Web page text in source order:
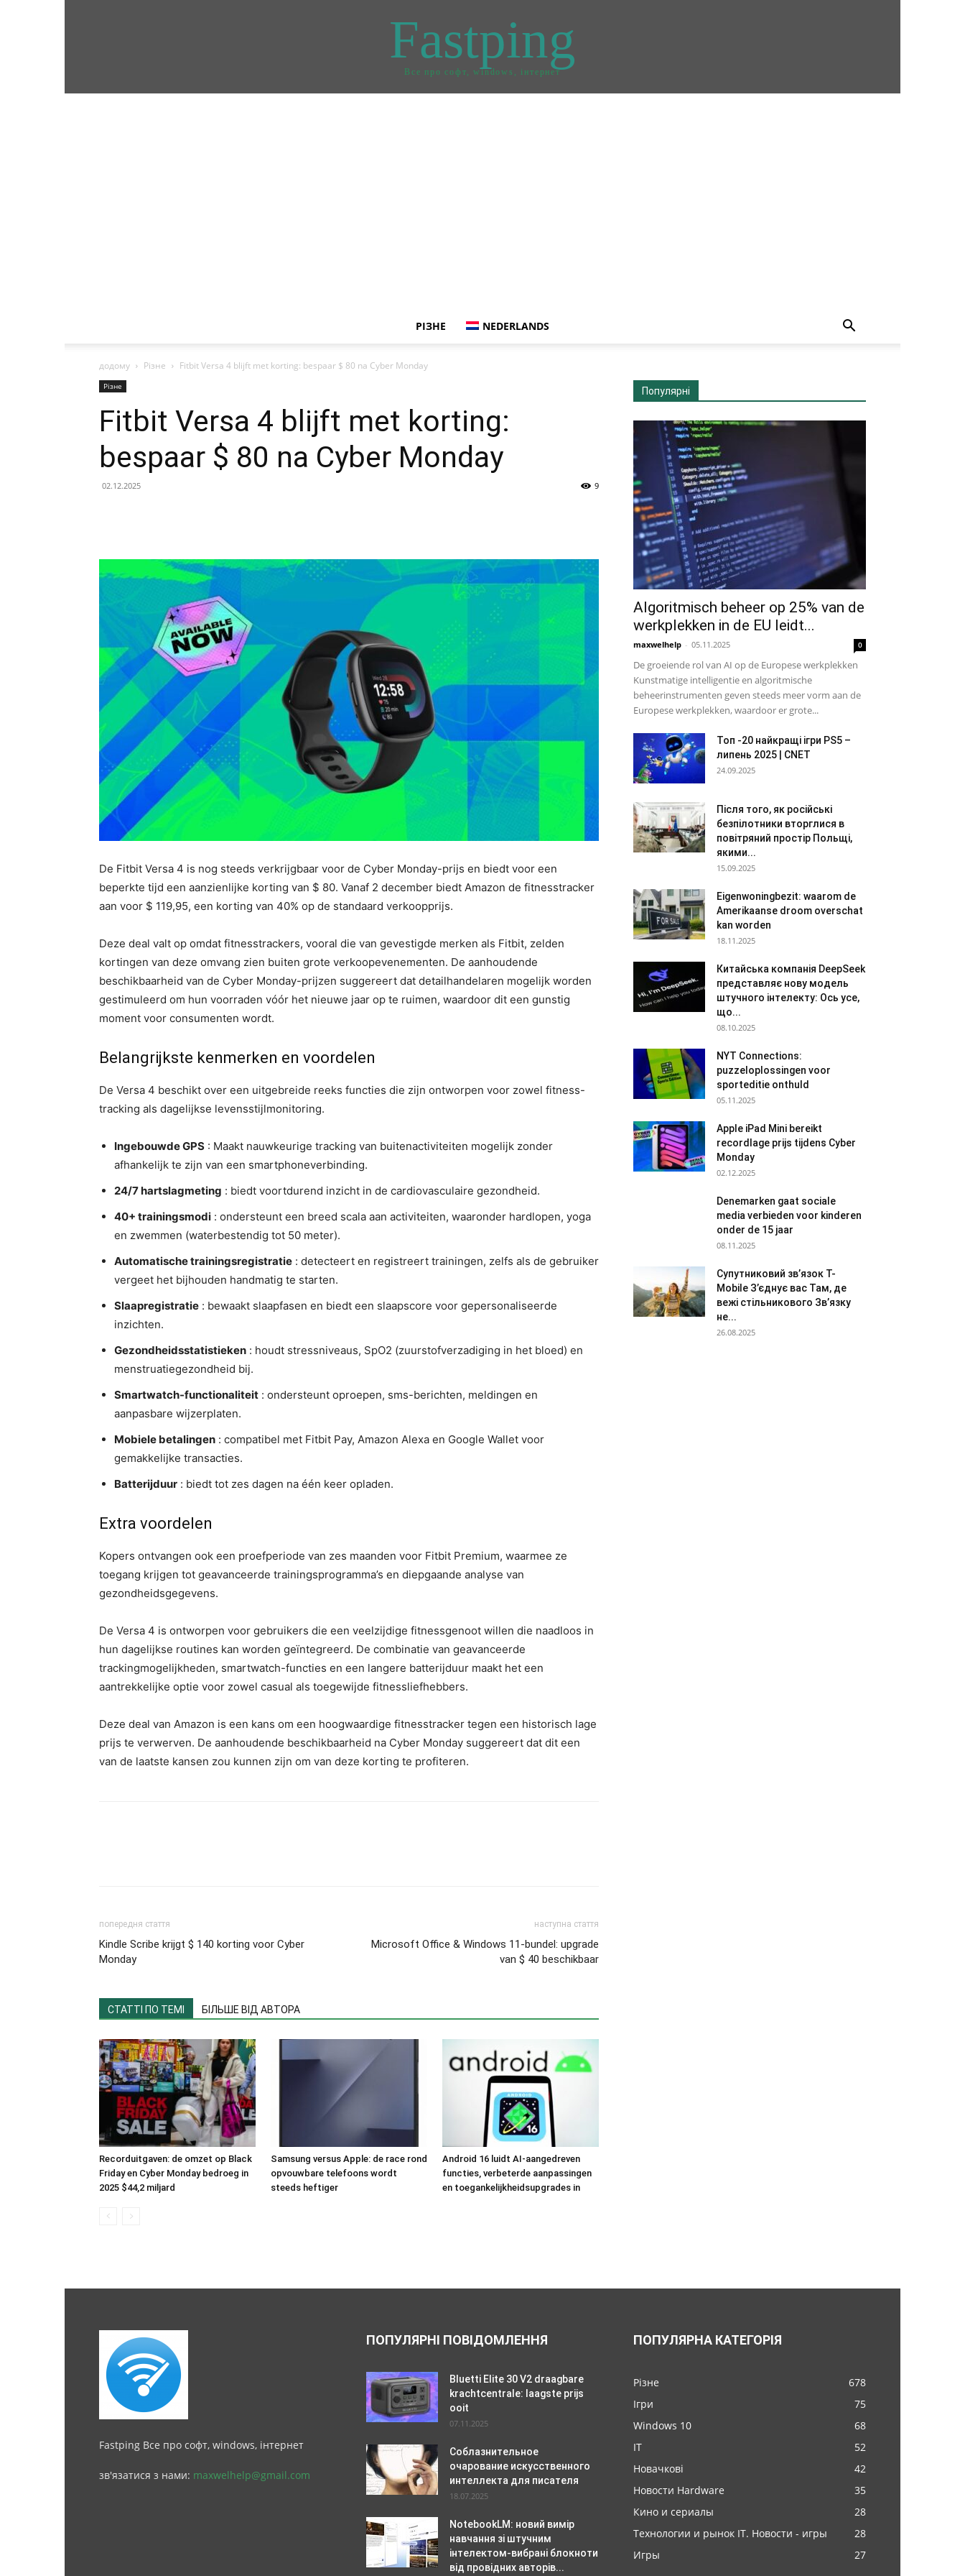
Fastping
Все про софт, windows, інтернет
РІЗНЕ NEDERLANDS
додому Різне Fitbit Versa 4 blijft met korting: bespaar $ 80 na Cyber Monday
Різне
Fitbit Versa 4 blijft met korting:
bespaar $ 80 na Cyber Monday
02.12.2025 9
De Fitbit Versa 4 is nog steeds verkrijgbaar voor de Cyber Monday-prijs en biedt voor een
beperkte tijd een aanzienlijke korting van $ 80. Vanaf 2 december biedt Amazon de fitnesstracker
aan voor $ 119,95, een korting van 40% op de standaard verkoopprijs.
Deze deal valt op omdat fitnesstrackers, vooral die van gevestigde merken als Fitbit, zelden
kortingen van deze omvang zien buiten grote verkoopevenementen. De aanhoudende
beschikbaarheid van de Cyber ​​Monday-prijzen suggereert dat detailhandelaren mogelijk worden
gestimuleerd om hun voorraden vóór het nieuwe jaar op te ruimen, waardoor dit een gunstig
moment voor consumenten wordt.
Belangrijkste kenmerken en voordelen
De Versa 4 beschikt over een uitgebreide reeks functies die zijn ontworpen voor zowel fitness-
tracking als dagelijkse levensstijlmonitoring.
Ingebouwde GPS : Maakt nauwkeurige tracking van buitenactiviteiten mogelijk zonder
afhankelijk te zijn van een smartphoneverbinding.
24/7 hartslagmeting : biedt voortdurend inzicht in de cardiovasculaire gezondheid.
40+ trainingsmodi : ondersteunt een breed scala aan activiteiten, waaronder hardlopen, yoga
en zwemmen (waterbestendig tot 50 meter).
Automatische trainingsregistratie : detecteert en registreert trainingen, zelfs als de gebruiker
vergeet het bijhouden handmatig te starten.
Slaapregistratie : bewaakt slaapfasen en biedt een slaapscore voor gepersonaliseerde
inzichten.
Gezondheidsstatistieken : houdt stressniveaus, SpO2 (zuurstofverzadiging in het bloed) en
menstruatiegezondheid bij.
Smartwatch-functionaliteit : ondersteunt oproepen, sms-berichten, meldingen en
aanpasbare wijzerplaten.
Mobiele betalingen : compatibel met Fitbit Pay, Amazon Alexa en Google Wallet voor
gemakkelijke transacties.
Batterijduur : biedt tot zes dagen na één keer opladen.
Extra voordelen
Kopers ontvangen ook een proefperiode van zes maanden voor Fitbit Premium, waarmee ze
toegang krijgen tot geavanceerde trainingsprogramma’s en diepgaande analyse van
gezondheidsgegevens.
De Versa 4 is ontworpen voor gebruikers die een veelzijdige fitnessgenoot willen die naadloos in
hun dagelijkse routines kan worden geïntegreerd. De combinatie van geavanceerde
trackingmogelijkheden, smartwatch-functies en een langere batterijduur maakt het een
aantrekkelijke optie voor zowel casual als toegewijde fitnessliefhebbers.
Deze deal van Amazon is een kans om een ​​hoogwaardige fitnesstracker tegen een historisch lage
prijs te verwerven. De aanhoudende beschikbaarheid na Cyber ​​Monday suggereert dat dit een
van de laatste kansen zou kunnen zijn om van deze korting te profiteren.
попередня стаття
Kindle Scribe krijgt $ 140 korting voor Cyber
Monday
наступна стаття
Microsoft Office & Windows 11-bundel: upgrade
van $ 40 beschikbaar
СТАТТІ ПО ТЕМІ БІЛЬШЕ ВІД АВТОРА
Recorduitgaven: de omzet op Black
Friday en Cyber Monday bedroeg in
2025 $44,2 miljard
Samsung versus Apple: de race rond
opvouwbare telefoons wordt
steeds heftiger
Android 16 luidt AI-aangedreven
functies, verbeterde aanpassingen
en toegankelijkheidsupgrades in
Популярні
Algoritmisch beheer op 25% van de
werkplekken in de EU leidt...
maxwelhelp - 05.11.2025 0
De groeiende rol van AI op de Europese werkplekken
Kunstmatige intelligentie en algoritmische
beheerinstrumenten geven steeds meer vorm aan de
Europese werkplekken, waardoor er grote...
Топ -20 найкращі ігри PS5 –
липень 2025 | CNET
24.09.2025
Після того, як російські
безпілотники вторглися в
повітряний простір Польщі,
якими...
15.09.2025
Eigenwoningbezit: waarom de
Amerikaanse droom overschat
kan worden
18.11.2025
Китайська компанія DeepSeek
представляє нову модель
штучного інтелекту: Ось усе,
що...
08.10.2025
NYT Connections:
puzzeloplossingen voor
sporteditie onthuld
05.11.2025
Apple iPad Mini bereikt
recordlage prijs tijdens Cyber
Monday
02.12.2025
Denemarken gaat sociale
media verbieden voor kinderen
onder de 15 jaar
08.11.2025
Супутниковий зв’язок T-
Mobile З’єднує вас Там, де
вежі стільникового Зв’язку
не...
26.08.2025
Fastping Все про софт, windows, інтернет
зв'язатися з нами: maxwelhelp@gmail.com
ПОПУЛЯРНІ ПОВІДОМЛЕННЯ
Bluetti Elite 30 V2 draagbare
krachtcentrale: laagste prijs
ooit
07.11.2025
Соблазнительное
очарование искусственного
интеллекта для писателя
18.07.2025
NotebookLM: новий вимір
навчання зі штучним
інтелектом-вибрані блокноти
від провідних авторів...
ПОПУЛЯРНА КАТЕГОРІЯ
Різне
678
Ігри
75
Windows 10
68
IT
52
Новачкові
42
Новости Hardware
35
Кино и сериалы
28
Технологии и рынок IT. Новости - игры
28
Игры
27